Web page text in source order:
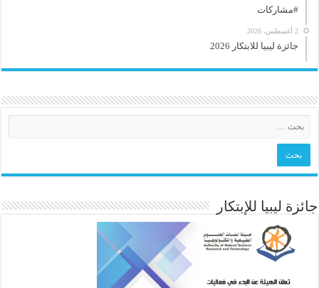
#مشاركات
2 أغسطس، 2026
جائزة ليبيا للابتكار 2026
جائزة ليبيا للإبتكار